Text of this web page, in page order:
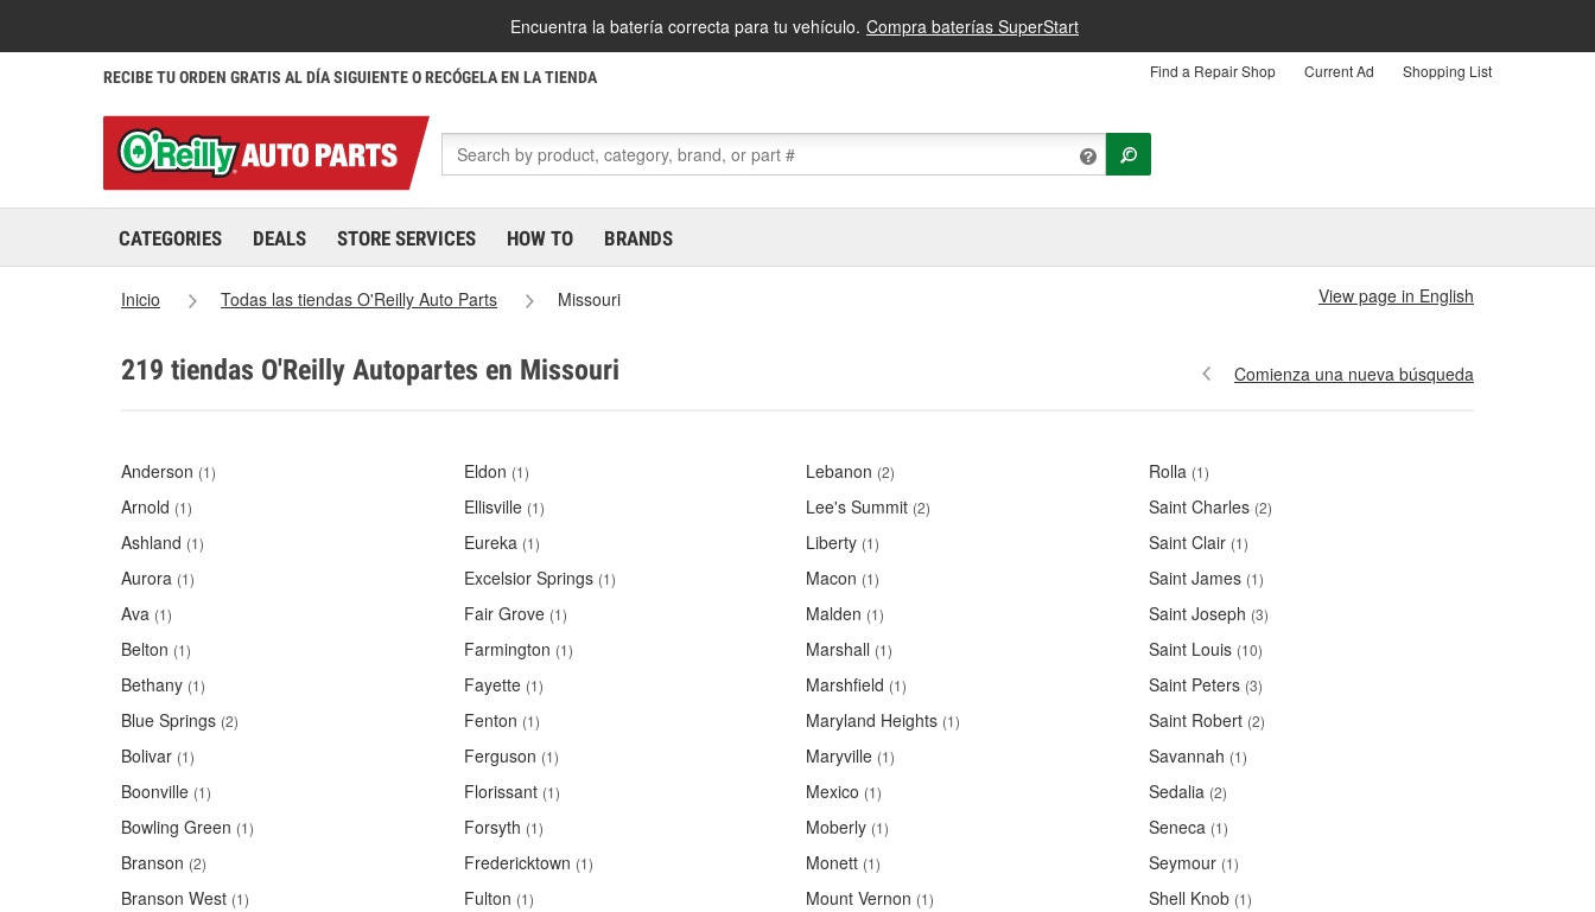
Encuentra la batería correcta para tu vehículo. Compra baterías SuperStart
RECIBE TU ORDEN GRATIS AL DÍA SIGUIENTE O RECÓGELA EN LA TIENDA Find a Repair Shop Current Ad Shopping List
CATEGORIES DEALS STORE SERVICES HOW TO BRANDS
Inicio Todas las tiendas O'Reilly Auto Parts Missouri View page in English
219 tiendas O'Reilly Autopartes en Missouri Comienza una nueva búsqueda
Anderson (1)
Arnold (1)
Ashland (1)
Aurora (1)
Ava (1)
Belton (1)
Bethany (1)
Blue Springs (2)
Bolivar (1)
Boonville (1)
Bowling Green (1)
Branson (2)
Branson West (1)
Eldon (1)
Ellisville (1)
Eureka (1)
Excelsior Springs (1)
Fair Grove (1)
Farmington (1)
Fayette (1)
Fenton (1)
Ferguson (1)
Florissant (1)
Forsyth (1)
Fredericktown (1)
Fulton (1)
Lebanon (2)
Lee's Summit (2)
Liberty (1)
Macon (1)
Malden (1)
Marshall (1)
Marshfield (1)
Maryland Heights (1)
Maryville (1)
Mexico (1)
Moberly (1)
Monett (1)
Mount Vernon (1)
Rolla (1)
Saint Charles (2)
Saint Clair (1)
Saint James (1)
Saint Joseph (3)
Saint Louis (10)
Saint Peters (3)
Saint Robert (2)
Savannah (1)
Sedalia (2)
Seneca (1)
Seymour (1)
Shell Knob (1)